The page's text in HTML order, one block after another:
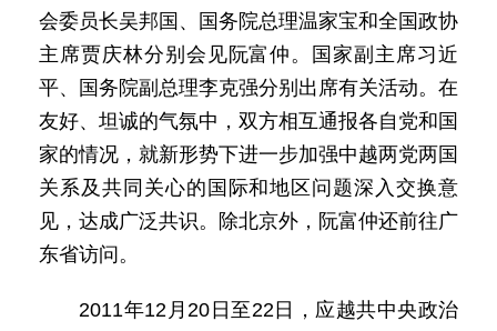
会委员长吴邦国、国务院总理温家宝和全国政协
主席贾庆林分别会见阮富仲。国家副主席习近
平、国务院副总理李克强分别出席有关活动。在
友好、坦诚的气氛中，双方相互通报各自党和国
家的情况，就新形势下进一步加强中越两党两国
关系及共同关心的国际和地区问题深入交换意
见，达成广泛共识。除北京外，阮富仲还前往广
东省访问。
2011年12月20日至22日，应越共中央政治